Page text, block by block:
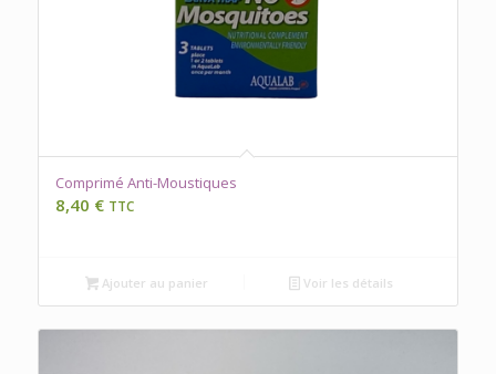
Comprimé Anti-Moustiques
8,40 € TTC
Ajouter au panier Voir les détails